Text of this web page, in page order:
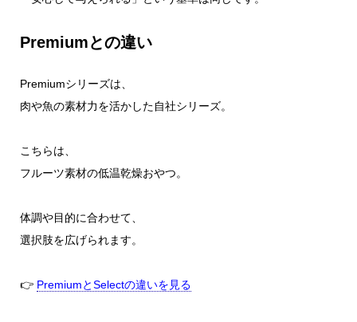
Premiumとの違い
Premiumシリーズは、
肉や魚の素材力を活かした自社シリーズ。
こちらは、
フルーツ素材の低温乾燥おやつ。
体調や目的に合わせて、
選択肢を広げられます。
👉 PremiumとSelectの違いを見る